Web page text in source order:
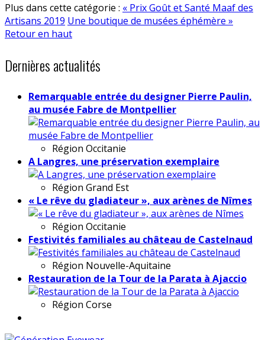
Plus dans cette catégorie : « Prix Goût et Santé Maaf des
Artisans 2019 Une boutique de musées éphémère »
Retour en haut
Dernières actualités
Remarquable entrée du designer Pierre Paulin,
au musée Fabre de Montpellier
Région Occitanie
A Langres, une préservation exemplaire
Région Grand Est
« Le rêve du gladiateur », aux arènes de Nîmes
Région Occitanie
Festivités familiales au château de Castelnaud
Région Nouvelle-Aquitaine
Restauration de la Tour de la Parata à Ajaccio
Région Corse